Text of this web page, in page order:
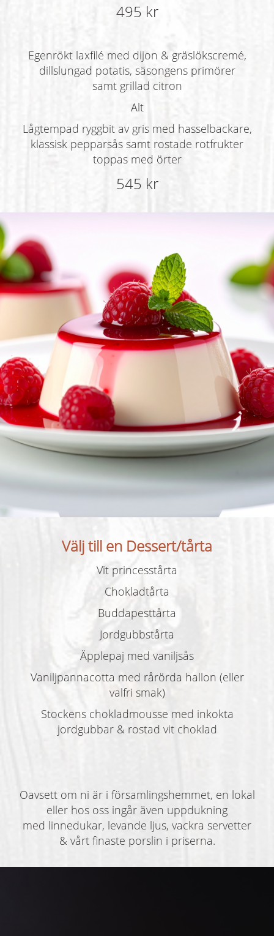
495 kr
Egenrökt laxfilé med dijon & gräslökscremé,
dillslungad potatis, säsongens primörer
samt grillad citron
Alt
Lågtempad ryggbit av gris med hasselbackare,
klassisk pepparsås samt rostade rotfrukter
toppas med örter
545 kr
Välj till en Dessert/tårta
Vit princesstårta
Chokladtårta
Buddapesttårta
Jordgubbstårta
Äpplepaj med vaniljsås
Vaniljpannacotta med rårörda hallon (eller
valfri smak)
Stockens chokladmousse med inkokta
jordgubbar & rostad vit choklad
Oavsett om ni är i församlingshemmet, en lokal
eller hos oss ingår även uppdukning
med linnedukar, levande ljus, vackra servetter
& vårt finaste porslin i priserna.